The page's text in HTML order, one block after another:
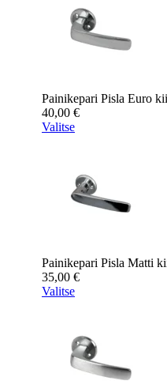
Painikepari Pisla Euro
40,00 €
Valitse
Painikepari Pisla Matti
35,00 €
Valitse